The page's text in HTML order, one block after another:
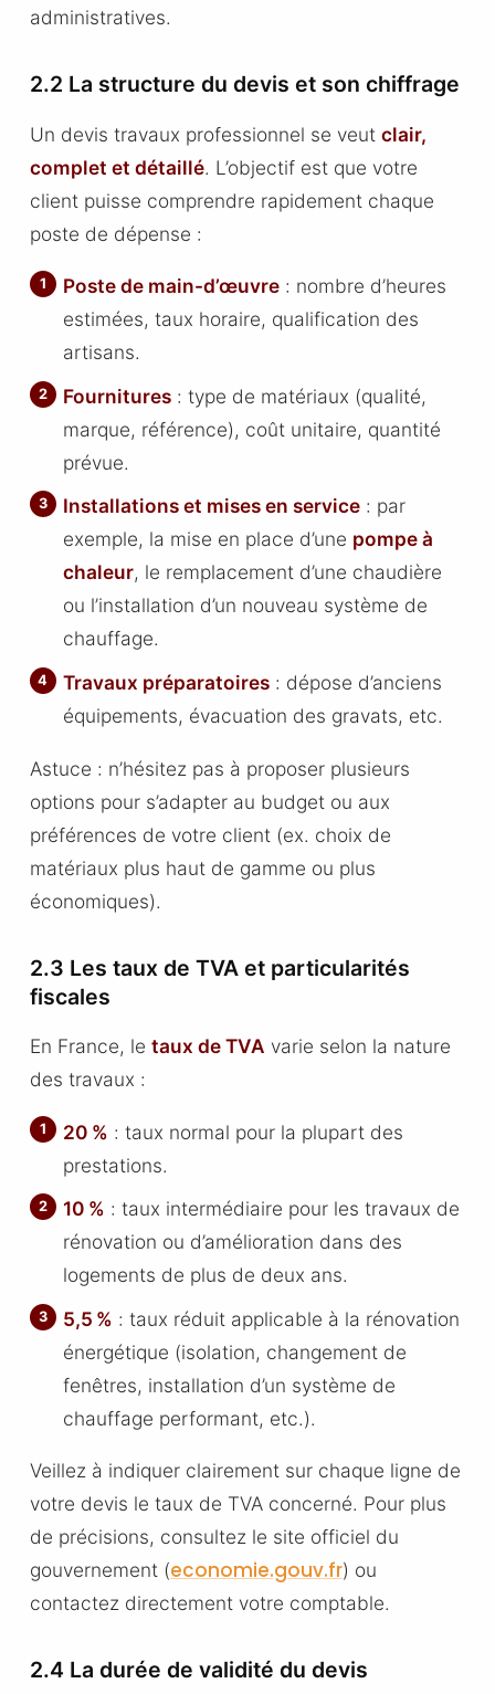
administratives.
2.2 La structure du devis et son chiffrage
Un devis travaux professionnel se veut clair,
complet et détaillé. L’objectif est que votre
client puisse comprendre rapidement chaque
poste de dépense :
Poste de main-d’œuvre : nombre d’heures
estimées, taux horaire, qualification des
artisans.
Fournitures : type de matériaux (qualité,
marque, référence), coût unitaire, quantité
prévue.
Installations et mises en service : par
exemple, la mise en place d’une pompe à
chaleur, le remplacement d’une chaudière
ou l’installation d’un nouveau système de
chauffage.
Travaux préparatoires : dépose d’anciens
équipements, évacuation des gravats, etc.
Astuce : n’hésitez pas à proposer plusieurs
options pour s’adapter au budget ou aux
préférences de votre client (ex. choix de
matériaux plus haut de gamme ou plus
économiques).
2.3 Les taux de TVA et particularités
fiscales
En France, le taux de TVA varie selon la nature
des travaux :
20 % : taux normal pour la plupart des
prestations.
10 % : taux intermédiaire pour les travaux de
rénovation ou d’amélioration dans des
logements de plus de deux ans.
5,5 % : taux réduit applicable à la rénovation
énergétique (isolation, changement de
fenêtres, installation d’un système de
chauffage performant, etc.).
Veillez à indiquer clairement sur chaque ligne de
votre devis le taux de TVA concerné. Pour plus
de précisions, consultez le site officiel du
gouvernement (economie.gouv.fr) ou
contactez directement votre comptable.
2.4 La durée de validité du devis